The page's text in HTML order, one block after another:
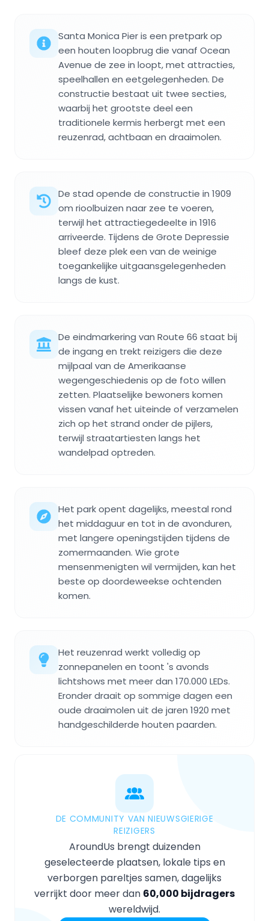
Santa Monica Pier is een pretpark op
een houten loopbrug die vanaf Ocean
Avenue de zee in loopt, met attracties,
speelhallen en eetgelegenheden. De
constructie bestaat uit twee secties,
waarbij het grootste deel een
traditionele kermis herbergt met een
reuzenrad, achtbaan en draaimolen.
De stad opende de constructie in 1909
om rioolbuizen naar zee te voeren,
terwijl het attractiegedeelte in 1916
arriveerde. Tijdens de Grote Depressie
bleef deze plek een van de weinige
toegankelijke uitgaansgelegenheden
langs de kust.
De eindmarkering van Route 66 staat bij
de ingang en trekt reizigers die deze
mijlpaal van de Amerikaanse
wegengeschiedenis op de foto willen
zetten. Plaatselijke bewoners komen
vissen vanaf het uiteinde of verzamelen
zich op het strand onder de pijlers,
terwijl straatartiesten langs het
wandelpad optreden.
Het park opent dagelijks, meestal rond
het middaguur en tot in de avonduren,
met langere openingstijden tijdens de
zomermaanden. Wie grote
mensenmenigten wil vermijden, kan het
beste op doordeweekse ochtenden
komen.
Het reuzenrad werkt volledig op
zonnepanelen en toont 's avonds
lichtshows met meer dan 170.000 LEDs.
Eronder draait op sommige dagen een
oude draaimolen uit de jaren 1920 met
handgeschilderde houten paarden.
DE COMMUNITY VAN NIEUWSGIERIGE
REIZIGERS
AroundUs brengt duizenden
geselecteerde plaatsen, lokale tips en
verborgen pareltjes samen, dagelijks
verrijkt door meer dan 60,000 bijdragers
wereldwijd.